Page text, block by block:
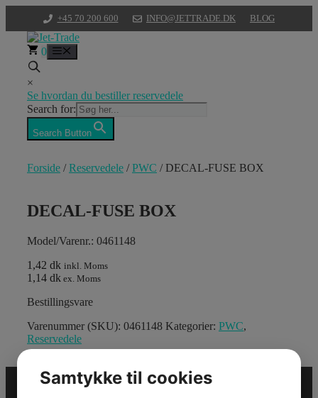
indhold
+45 70 200 600 INFO@JETTRADE.DK BLOG
0
×
Se hvordan du bestiller reservedele
Search for:
Search Button
Forside /Reservedele /PWC / DECAL-FUSE BOX
DECAL-FUSE BOX
Model/Varenr.: 0461148
1,42 dk inkl. Moms
1,14 dk ex. Moms
Bestillingsvare
Varenummer (SKU): 0461148 Kategorier: PWC,
Reservedele
Samtykke til cookies